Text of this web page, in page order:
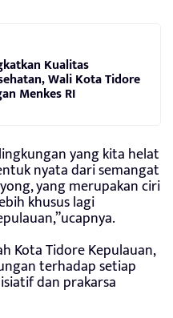
Kualitas
Wali Kota Tidore
Menkes RI
yang kita helat
nyata dari semangat
yang merupakan ciri
khusus lagi
Kota Tidore Kepulauan,
terhadap setiap
dan prakarsa